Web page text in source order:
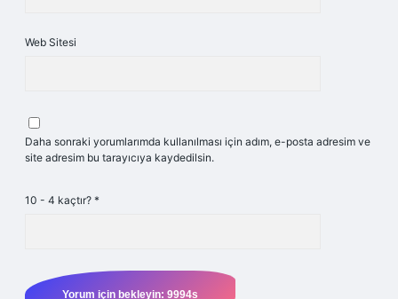
Web Sitesi
Daha sonraki yorumlarımda kullanılması için adım, e-posta adresim ve
site adresim bu tarayıcıya kaydedilsin.
10 - 4 kaçtır? *